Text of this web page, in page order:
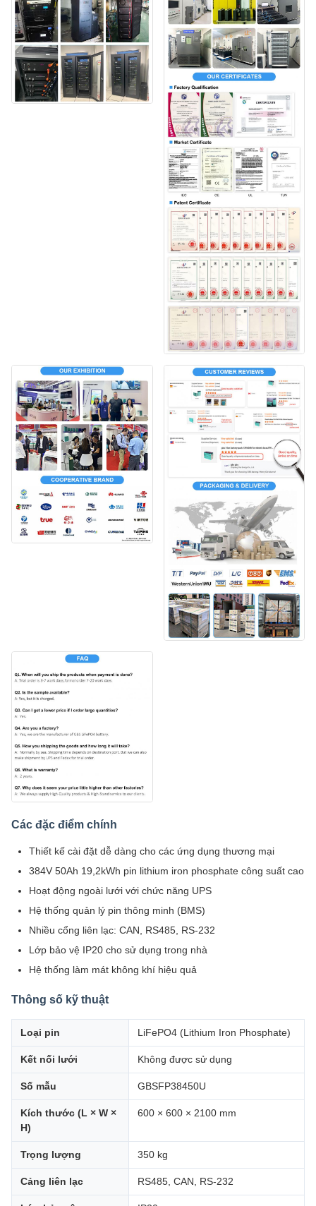
Các đặc điểm chính
Thiết kế cài đặt dễ dàng cho các ứng dụng thương mại
384V 50Ah 19,2kWh pin lithium iron phosphate công suất cao
Hoạt động ngoài lưới với chức năng UPS
Hệ thống quản lý pin thông minh (BMS)
Nhiều cổng liên lạc: CAN, RS485, RS-232
Lớp bảo vệ IP20 cho sử dụng trong nhà
Hệ thống làm mát không khí hiệu quả
Thông số kỹ thuật
Loại pin LiFePO4 (Lithium Iron Phosphate)
Kết nối lưới Không được sử dụng
Số mẫu GBSFP38450U
Kích thước (L × W ×
H)
600 × 600 × 2100 mm
Trọng lượng 350 kg
Cảng liên lạc RS485, CAN, RS-232